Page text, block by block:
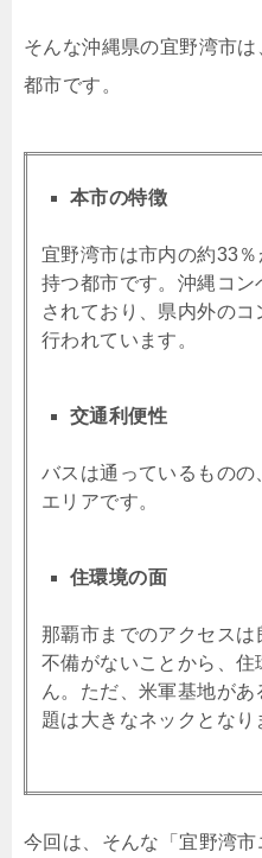
そんな沖縄県の宜野湾市
都市です。
本市の特徴
宜野湾市は市内の約33
持つ都市です。沖縄コ
されており、県内外の
行われています。
交通利便性
バスは通っているもの
エリアです。
住環境の面
那覇市までのアクセス
不備がないことから、
ん。ただ、米軍基地が
題は大きなネックとなり
今回は、そんな「宜野湾